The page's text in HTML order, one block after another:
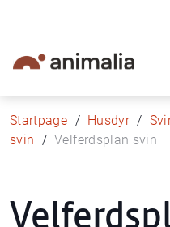
Startpage Husdyr
svin
Velferdsplan svin